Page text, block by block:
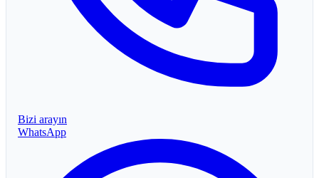
Bizi arayın
WhatsApp